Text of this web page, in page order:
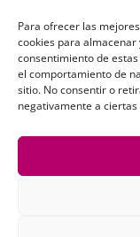
Para ofrecer las
cookies para
consentimiento de
el comportamiento de
sitio. No consentir o
negativamente a